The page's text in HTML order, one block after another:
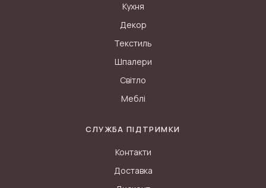
Кухня
Декор
Текстиль
Шпалери
Світло
Меблі
СЛУЖБА ПІДТРИМКИ
Контакти
Доставка
Ми використовуємо файли cookie, щоб забезпечити вам
найкращу можливу взаємодію з нашим сайтом. Файли